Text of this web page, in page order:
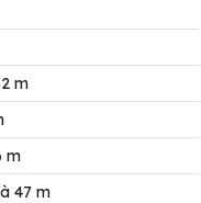
m
m
47 m